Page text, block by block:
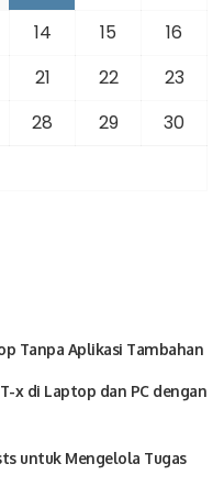
14 15
16
21 22
23
28 29
30
Tanpa Aplikasi Tambahan
x di Laptop dan PC dengan
untuk Mengelola Tugas